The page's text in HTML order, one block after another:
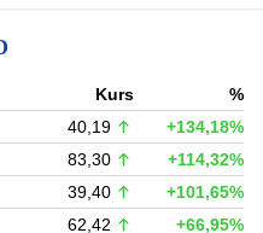
Kurs
%
40,19
+134,18%
83,30
+114,32%
39,40
+101,65%
62,42
+66,95%